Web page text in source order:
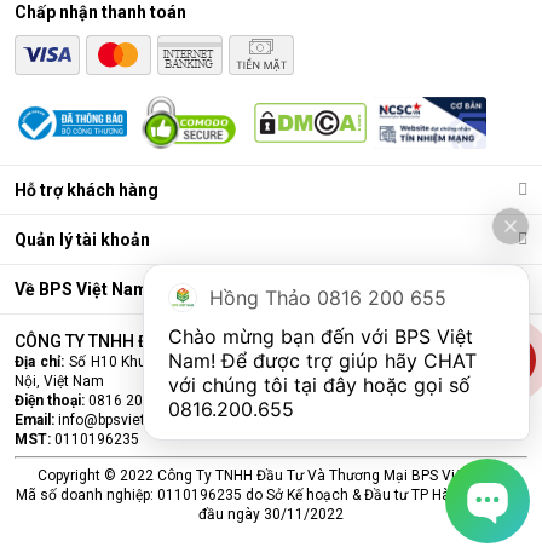
Điều hòa di động là gì?
Các chức năng chính của máy bao gồm: Làm lạnh, quạt gió,
hút ẩm và lọc khí. Bên cạnh đó, dòng sản phẩm này còn được
trang bị thêm khá nhiều tính năng và tiện ích đi kèm như: Hẹn
giờ, khóa trẻ em, remote, kết nối wifi,...
Ưu điểm vượt trội của điều hòa di động
Đáp ứng tốt nhu cầu làm mát, dễ dàng tháo lắp và di chuyển
chỉ là số ít những ưu điểm màđiều hòadi động đang sở hữu.
Cùng BPS Việt Nam tìm hiểu chi tiết về ưu điểm của dòng sản
phẩm này ngay nhé.
Hỗ trợ khách hàng
Quản lý tài khoản
Về BPS Việt Nam
Chấp nhận thanh toán
CÔNG TY TNHH ĐẦU TƯ VÀ THƯƠNG MẠI BPS VIỆT NAM
Địa chỉ: Số H10 Khu đấu giá Ngô Thì Nhậm, Phường Hà Đông, Thành phố Hà
Nội, Việt Nam
Điện thoại: 0816 200 655
Email: info@bpsvietnam.vn
MST: 0110196235
Copyright © 2022 Công Ty TNHH Đầu Tư Và Thương Mại BPS Việt Nam.
Mã số doanh nghiệp: 0110196235 do Sở Kế hoạch & Đầu tư TP Hà Nội cấp lần
đầu ngày 30/11/2022
Hồng Thảo 0816 200 655
Chào mừng bạn đến với BPS Việt
Nam! Để được trợ giúp hãy CHAT
0816.200.655